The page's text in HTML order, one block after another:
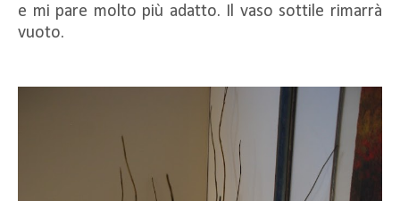
e mi pare molto più adatto. Il vaso sottile rimarrà
vuoto.